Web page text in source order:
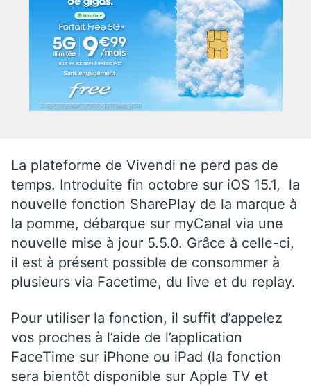
La plateforme de Vivendi ne perd pas de
temps. Introduite fin octobre sur iOS 15.1, la
nouvelle fonction SharePlay de la marque à
la pomme, débarque sur myCanal via une
nouvelle mise à jour 5.5.0. Grâce à celle-ci,
il est à présent possible de consommer à
plusieurs via Facetime, du live et du replay.
Pour utiliser la fonction, il suffit d’appelez
vos proches à l’aide de l’application
FaceTime sur iPhone ou iPad (la fonction
sera bientôt disponible sur Apple TV et